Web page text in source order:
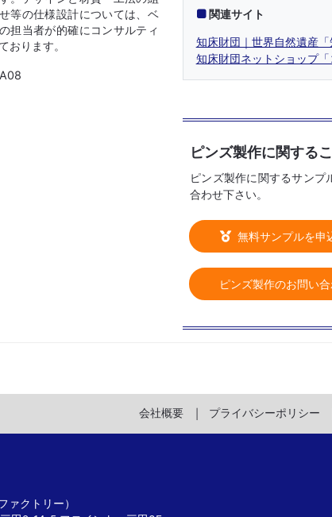
等の仕様設計については、ベ
担当者が的確にコンサルティ
おります。
関連サイト
知床財団｜世界自然遺産
知床財団ネットショップ「
ピンズ製作に関する
ピンズ製作に関するサンプ
合わせ下さい。
無料サンプルを申
ピンズ製作のお問い
会社概要 プライバシーポリシー
ァクトリー）